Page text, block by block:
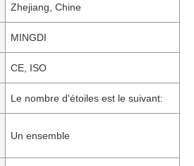
Zhejiang, Chine
MINGDI
CE, ISO
Le nombre d'étoiles est le suivant:
Un ensemble